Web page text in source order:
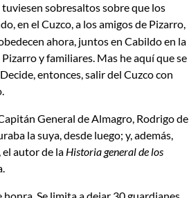
sobresaltos sobre que los
en el Cuzco, a los amigos de Pizarro,
ahora, juntos en Cabildo en la
y familiares. Mas he aquí que se
entonces, salir del Cuzco con
General de Almagro, Rodrigo de
la suya, desde luego; y, además,
el autor de la Historia general de los